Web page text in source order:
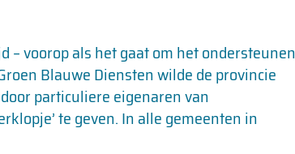
– voorop als het gaat om het ondersteunen
Blauwe Diensten wilde de provincie
particuliere eigenaren van
te geven. In alle gemeenten in